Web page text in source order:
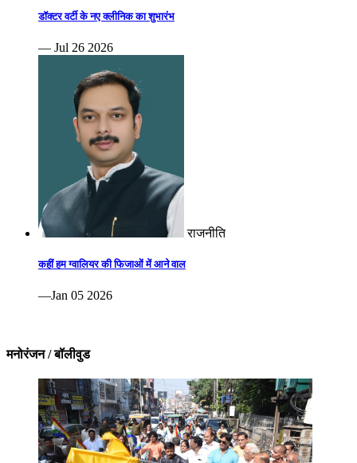
डॉक्टर वर्टी के नए क्लीनिक का शुभारंभ
— Jul 26 2026
राजनीति
कहीं हम ग्वालियर की फिजाओं में आने वाल
—Jan 05 2026
मनोरंजन / बॉलीवुड